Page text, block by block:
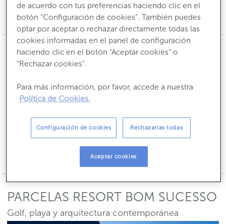
Disponible hasta el:20/11/2026
Ver más
Descuentos parcelas vivienda
Disponible hasta el:
Ver más
PARCELAS RESORT BOM SUCESSO
Golf, playa y arquitectura contemporánea
de acuerdo con tus preferencias haciendo clic en el
botón “Configuración de cookies”. También puedes
optar por aceptar o rechazar directamente todas las
cookies informadas en el panel de configuración
haciendo clic en el botón “Aceptar cookies” o
“Rechazar cookies”.
Para más información, por favor, accede a nuestra
Política de Cookies.
Configuración de cookies
Aceptar cookies
Rechazarlas todas